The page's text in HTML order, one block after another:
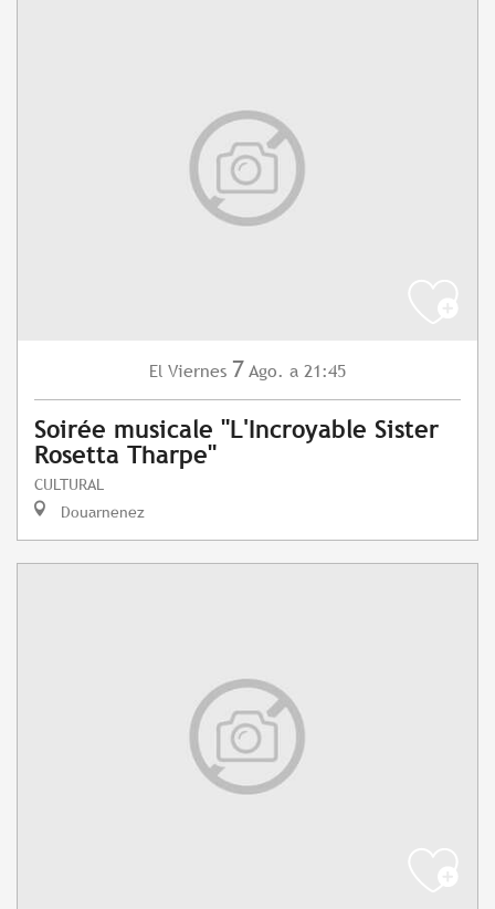
El Viernes 7 Ago. a 21:45
Soirée musicale "L'Incroyable Sister
Rosetta Tharpe"
CULTURAL
Douarnenez